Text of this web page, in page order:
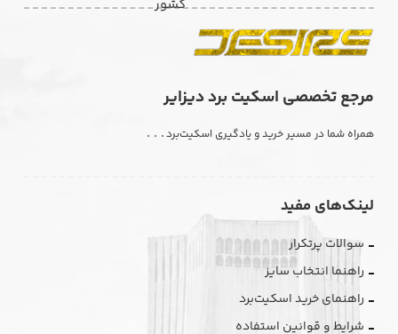
مرجع تخصصی اسکیت برد دیزایر
همراه شما در مسیر خرید و یادگیری اسکیت‌برد. . .
لینک‌های مفید
سوالات پرتکرار
راهنما انتخاب سایز
راهنمای خرید اسکیت‌برد
شرایط و قوانین استفاده